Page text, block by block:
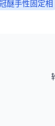
醚手性固定相